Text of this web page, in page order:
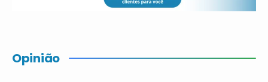
Opinião